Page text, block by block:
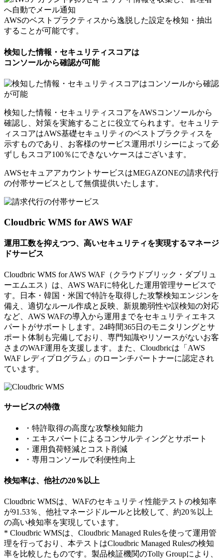
AWSのベストプラクティスから逸脱した設定を検知・抽出
することが可能です。
検知した情報・セキュリティスコアは
コンソールから確認が可能
検知した情報・セキュリティスコアをAWSコンソールから
確認し、対策を実施することに役立てられます。セキュリテ
ィスコアはAWS基礎セキュリティのベストプラクティスを
示すものであり、お客様のサービス運用ポリシーによって必
ずしもスコア100％にできないケースはございます。
AWSセキュアアカウントサービスはMEGAZONEの請求代行
の付帯サービスとして無償提供いたします。
Cloudbric WMS for AWS WAF
運用工数を抑えつつ、高いセキュリティを実現するマネージ
ドサービス
Cloudbric WMS for AWS WAF（クラウドブリック・ダブリュ
ーエムエス）は、AWS WAFに特化した運用管理サービスで
す。日本・韓国・米国で特許を取得した攻撃検知エンジンを
備え、適切なルール作成と反映、新規脆弱性や誤検知の対応
など、AWS WAFの導入から運用までをセキュリティエキス
パートがサポートします。24時間365日のモニタリングとサ
ポート体制も完備しており、専門知識やリソースがないお客
さまのWAF運用を支援します。また、Cloudbricは「AWS
WAF レディプログラム」のローンチパートナーに認定され
ています。
サービスの特徴
・特許取得の高度な攻撃検知能力
・エキスパートによるコンサルティングとサポート
・運用負荷軽減とコスト削減
・専用コンソールで利便性向上
検知率は、他社の20％以上
Cloudbric WMSは、WAFのセキュリティ性能テストの検知率
が91.53％、他社マネージドルールと比較して、約20％以上
の高い検知率を実現しています。
* Cloudbric WMSは、Cloudbric Managed Rulesを使って運用管
理を行っており、本テストはCloudbric Managed Rulesの検知
率を比較したものです。製品検証機関のTolly Groupにより、